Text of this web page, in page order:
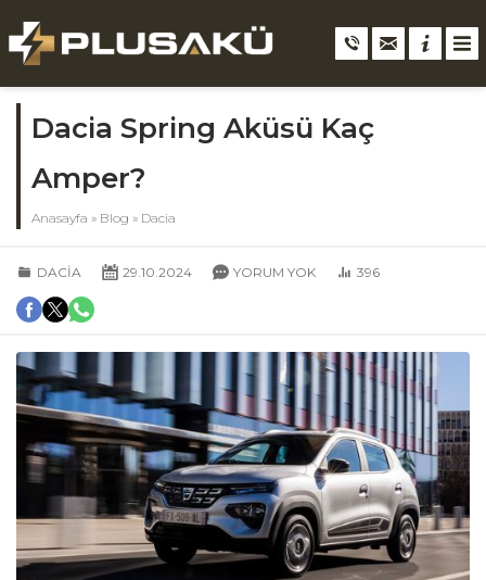
Dacia Spring Aküsü Kaç
Amper?
Anasayfa » Blog » Dacia
DACIA 29.10.2024 YORUM YOK 396